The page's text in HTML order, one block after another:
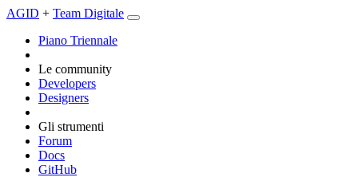
AGID + Team Digitale
Piano Triennale
Le community
Developers
Designers
Gli strumenti
Forum
Docs
GitHub